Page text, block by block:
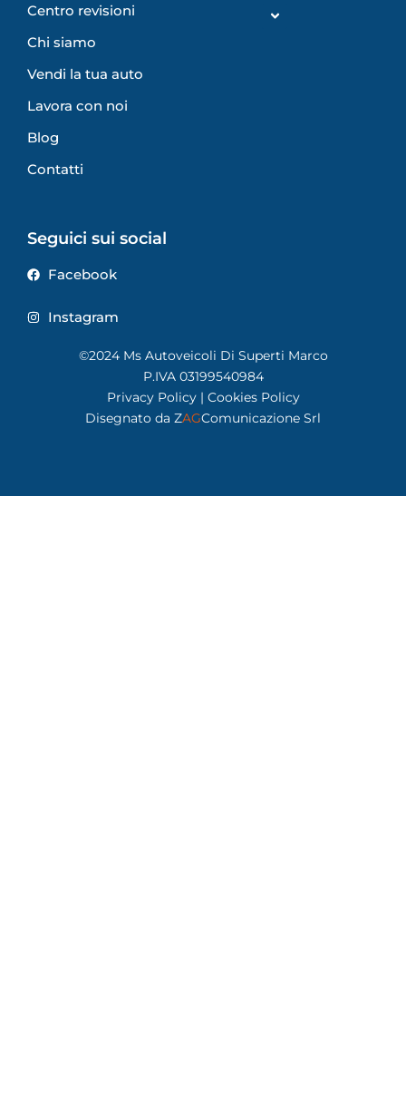
Centro revisioni
Chi siamo
Vendi la tua auto
Lavora con noi
Blog
Contatti
Seguici sui social
Facebook
Instagram
©2024 Ms Autoveicoli Di Superti Marco
P.IVA 03199540984
Privacy Policy| Cookies Policy
Disegnato da ZAGComunicazione Srl